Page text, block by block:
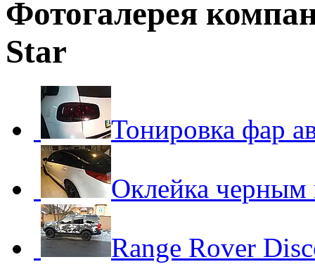
Фотогалерея
Star
Тонировка фар
Оклейка
Range Rover